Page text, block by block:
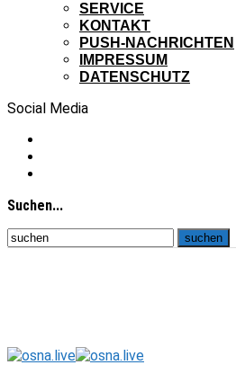
SERVICE
KONTAKT
PUSH-NACHRICHTEN
IMPRESSUM
DATENSCHUTZ
Social Media
Suchen...